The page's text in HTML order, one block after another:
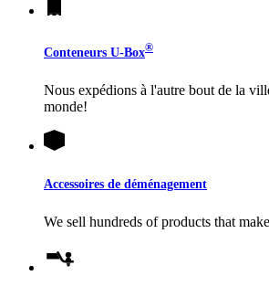
Conteneurs U-Box®
Nous expédions à l'autre bout de la
monde!
Accessoires de déménagement
We sell hundreds of products that